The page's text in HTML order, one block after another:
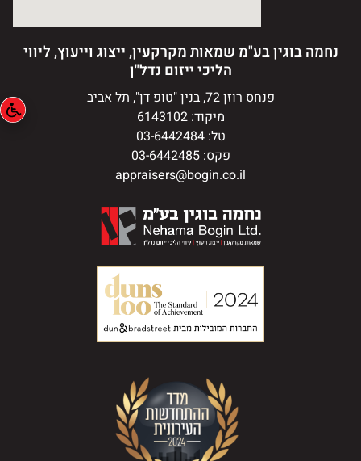
נחמה בוגין בע"מ שמאות מקרקעין, ייצוג וייעוץ, ליווי
הליכי ייזום נדל"ן
פנחס רוזן 72, בנין "טופ דן", תל אביב
מיקוד: 6143102
טל: 03-6442484
פקס: 03-6442485
appraisers@bogin.co.il